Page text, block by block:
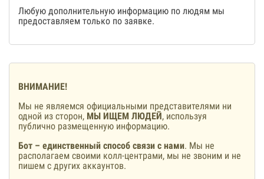
Любую дополнительную информацию по людям мы
предоставляем только по заявке.
ВНИМАНИЕ!
Мы не являемся официальными представителями ни
одной из сторон, МЫ ИЩЕМ ЛЮДЕЙ, используя
публично размещенную информацию.
Бот – единственный способ связи с нами. Мы не
располагаем своими колл-центрами, мы не звоним и не
пишем с других аккаунтов.